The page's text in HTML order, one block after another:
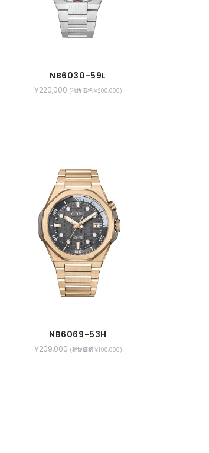
NB6030-59L
￥220,000 (税抜価格 ￥200,000)
NB6069-53H
￥209,000 (税抜価格 ￥190,000)